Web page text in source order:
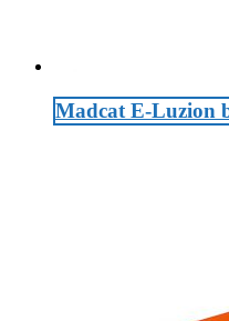
Madcat E-Luzion